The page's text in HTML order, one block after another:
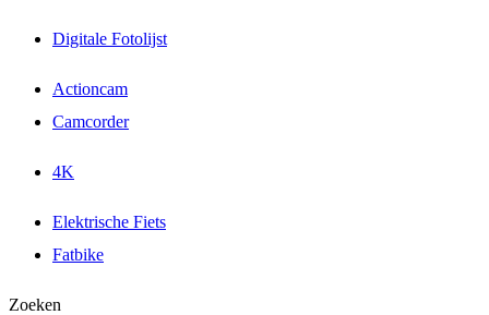
Digitale Fotolijst
Actioncam
Camcorder
4K
Elektrische Fiets
Fatbike
Zoeken